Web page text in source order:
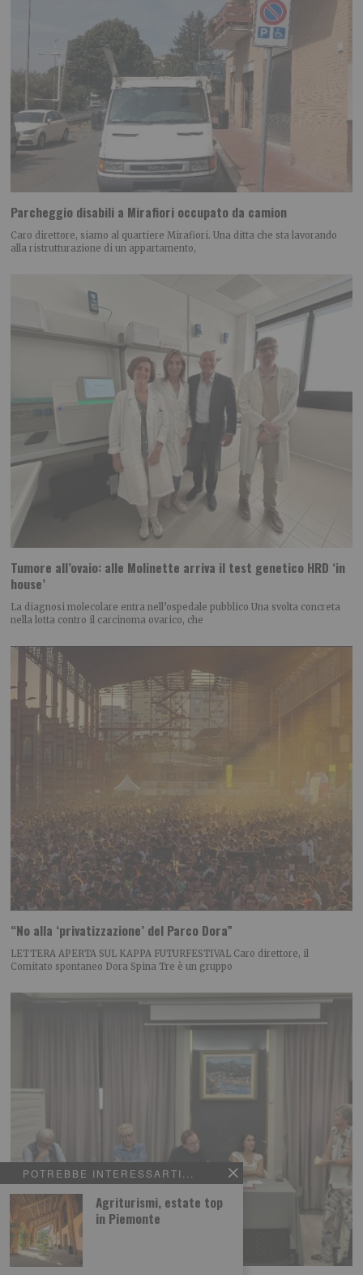
POTREBBE INTERESSARTI...
Agriturismi, estate top
in Piemonte
Parcheggio disabili a Mirafiori occupato da camion
Caro direttore, siamo al quartiere Mirafiori. Una ditta che sta lavorando
alla ristrutturazione di un appartamento,
Tumore all’ovaio: alle Molinette arriva il test genetico HRD ‘in
house’
La diagnosi molecolare entra nell’ospedale pubblico Una svolta concreta
nella lotta contro il carcinoma ovarico, che
“No alla ‘privatizzazione’ del Parco Dora”
LETTERA APERTA SUL KAPPA FUTURFESTIVAL Caro direttore, il
Comitato spontaneo Dora Spina Tre è un gruppo